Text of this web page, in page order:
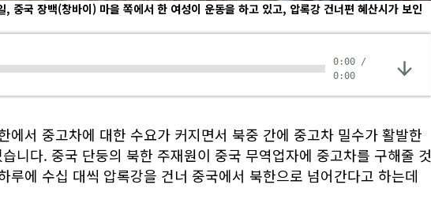
중국 장백(창바이) 마을 쪽에서 한 여성이 운동을 하고 있고, 압록강 건너편 혜산시가 보인
0:00 /
0:00
에서 중고차에 대한 수요가 커지면서 북중 간에 중고차 밀수가 활발한
니다. 중국 단둥의 북한 주재원이 중국 무역업자에 중고차를 구해줄 것
루에 수십 대씩 압록강을 건너 중국에서 북한으로 넘어간다고 하는데